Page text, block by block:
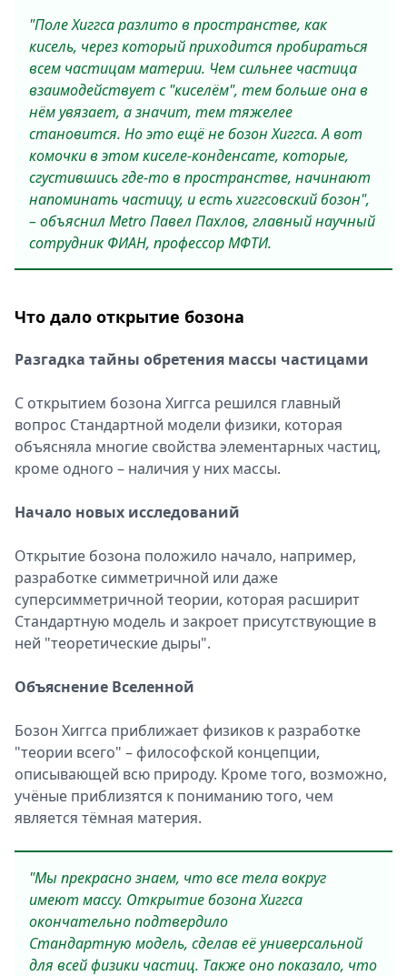
"Поле Хиггса разлито в пространстве, как
кисель, через который приходится пробираться
всем частицам материи. Чем сильнее частица
взаимодействует с "киселём", тем больше она в
нём увязает, а значит, тем тяжелее
становится. Но это ещё не бозон Хиггса. А вот
комочки в этом киселе-конденсате, которые,
сгустившись где-то в пространстве, начинают
напоминать частицу, и есть хиггсовский бозон",
– объяснил Metro Павел Пахлов, главный научный
сотрудник ФИАН, профессор МФТИ.
Что дало открытие бозона
Разгадка тайны обретения массы частицами
С открытием бозона Хиггса решился главный
вопрос Стандартной модели физики, которая
объясняла многие свойства элементарных частиц,
кроме одного – наличия у них массы.
Начало новых исследований
Открытие бозона положило начало, например,
разработке симметричной или даже
суперсимметричной теории, которая расширит
Стандартную модель и закроет присутствующие в
ней "теоретические дыры".
Объяснение Вселенной
Бозон Хиггса приближает физиков к разработке
"теории всего" – философской концепции,
описывающей всю природу. Кроме того, возможно,
учёные приблизятся к пониманию того, чем
является тёмная материя.
"Мы прекрасно знаем, что все тела вокруг
имеют массу. Открытие бозона Хиггса
окончательно подтвердило
Стандартную модель, сделав её универсальной
для всей физики частиц. Также оно показало, что